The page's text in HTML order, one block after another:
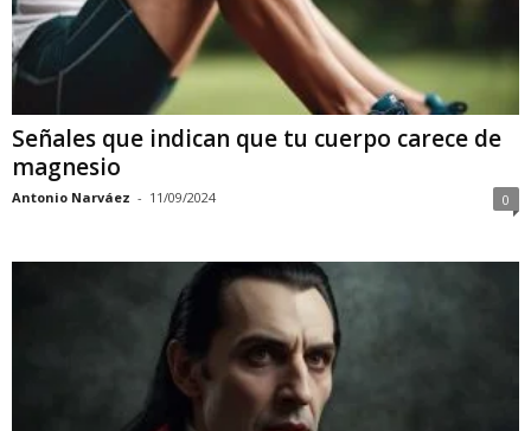
Señales que indican que tu cuerpo carece de
magnesio
Antonio Narváez - 11/09/2024 0